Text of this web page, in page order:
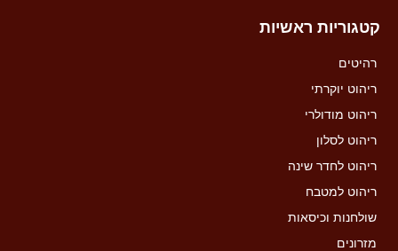
קטגוריות ראשיות
רהיטים
ריהוט יוקרתי
ריהוט מודולרי
ריהוט לסלון
ריהוט לחדר שינה
ריהוט למטבח
שולחנות וכיסאות
מזרונים